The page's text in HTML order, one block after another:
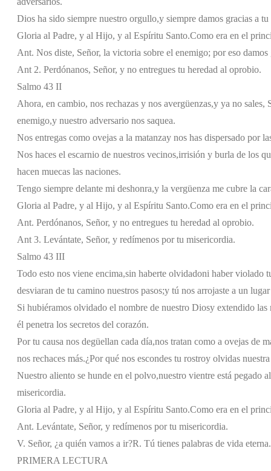
Dios ha sido siempre nuestro orgullo,y siempre damos gracias a
Gloria al Padre, y al Hijo, y al Espíritu Santo.Como era en el
Ant. Nos diste, Señor, la victoria sobre el enemigo; por eso damos
Ant 2. Perdónanos, Señor, y no entregues tu heredad al oprobio.
Salmo 43 II
Ahora, en cambio, nos rechazas y nos avergüenzas,y ya no sales,
enemigo,y nuestro adversario nos saquea.
Nos entregas como ovejas a la matanzay nos has dispersado por
Nos haces el escarnio de nuestros vecinos,irrisión y burla de los
hacen muecas las naciones.
Tengo siempre delante mi deshonra,y la vergüenza me cubre la
Gloria al Padre, y al Hijo, y al Espíritu Santo.Como era en el
Ant. Perdónanos, Señor, y no entregues tu heredad al oprobio.
Ant 3. Levántate, Señor, y redímenos por tu misericordia.
Salmo 43 III
Todo esto nos viene encima,sin haberte olvidadoni haber violado
desviaran de tu camino nuestros pasos;y tú nos arrojaste a un
Si hubiéramos olvidado el nombre de nuestro Diosy extendido las
él penetra los secretos del corazón.
Por tu causa nos degüellan cada día,nos tratan como a ovejas de
nos rechaces más.¿Por qué nos escondes tu rostroy olvidas
Nuestro aliento se hunde en el polvo,nuestro vientre está pegado
misericordia.
Gloria al Padre, y al Hijo, y al Espíritu Santo.Como era en el
Ant. Levántate, Señor, y redímenos por tu misericordia.
V. Señor, ¿a quién vamos a ir?R. Tú tienes palabras de vida eterna.
PRIMERA LECTURA